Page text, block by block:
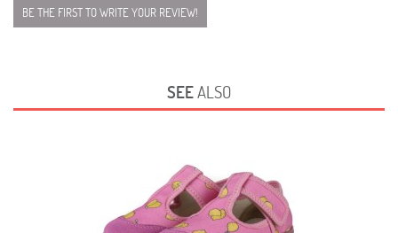
BE THE FIRST TO WRITE YOUR REVIEW!
SEEALSO